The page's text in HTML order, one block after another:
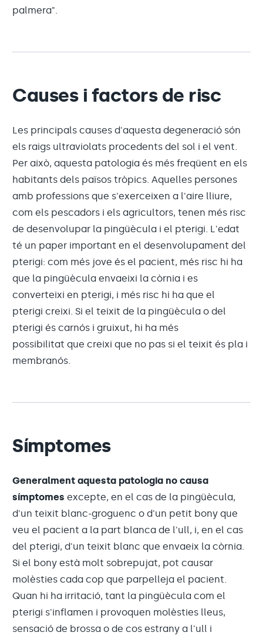
palmera".
Causes i factors de risc
Les principals causes d'aquesta degeneració són
els raigs ultraviolats procedents del sol i el vent.
Per això, aquesta patologia és més freqüent en els
habitants dels països tròpics. Aquelles persones
amb professions que s'exerceixen a l'aire lliure,
com els pescadors i els agricultors, tenen més risc
de desenvolupar la pingüècula i el pterigi. L'edat
té un paper important en el desenvolupament del
pterigi: com més jove és el pacient, més risc hi ha
que la pingüècula envaeixi la còrnia i es
converteixi en pterigi, i més risc hi ha que el
pterigi creixi. Si el teixit de la pingüècula o del
pterigi és carnós i gruixut, hi ha més
possibilitat que creixi que no pas si el teixit és pla i
membranós.
Símptomes
Generalment aquesta patologia no causa
símptomes excepte, en el cas de la pingüècula,
d'un teixit blanc-groguenc o d'un petit bony que
veu el pacient a la part blanca de l'ull, i, en el cas
del pterigi, d'un teixit blanc que envaeix la còrnia.
Si el bony està molt sobrepujat, pot causar
molèsties cada cop que parpelleja el pacient.
Quan hi ha irritació, tant la pingüècula com el
pterigi s'inflamen i provoquen molèsties lleus,
sensació de brossa o de cos estrany a l'ull i